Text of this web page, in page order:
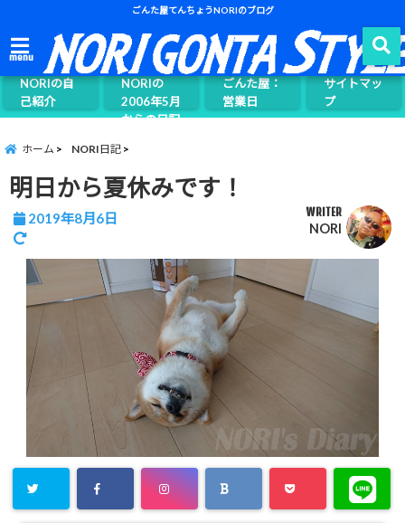
ごんた屋てんちょうNORIのブログ
menu
NORIの自
己紹介
ごんた屋て
んちょう
NORIの
2006年5月
からの日記
ごんた屋：
営業日
サイトマッ
プ
ホーム NORI日記
明日から夏休みです！
2019年8月6日 WRITER
NORI